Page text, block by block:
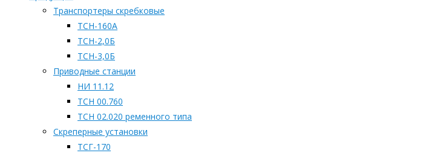
Транспортеры скребковые
ТСН-160А
ТСН-2,0Б
ТСН-3,0Б
Приводные станции
НИ 11.12
ТСН 00.760
ТСН 02.020 ременного типа
Скреперные установки
ТСГ-170